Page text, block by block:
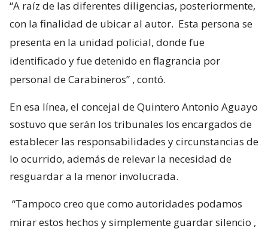
“A raíz de las diferentes diligencias, posteriormente,
con la finalidad de ubicar al autor. Esta persona se
presenta en la unidad policial, donde fue
identificado y fue detenido en flagrancia por
personal de Carabineros” , contó.
En esa línea, el concejal de Quintero Antonio Aguayo
sostuvo que serán los tribunales los encargados de
establecer las responsabilidades y circunstancias de
lo ocurrido, además de relevar la necesidad de
resguardar a la menor involucrada.
“Tampoco creo que como autoridades podamos
mirar estos hechos y simplemente guardar silencio ,